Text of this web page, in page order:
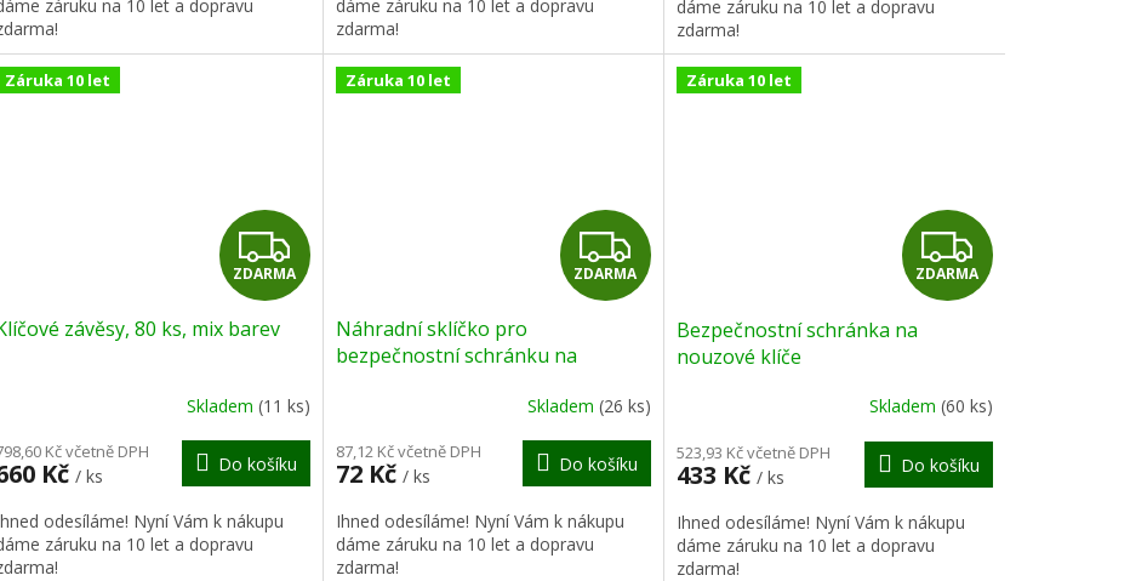
záruku na 10 let a dopravu
dáme záruku na 10 let a dopravu
zdarma!
dáme záruku na 10 let a dopravu
zdarma!
Záruka 10 let
Z
D
R
M
A
ZDARMA
závěsy, 80 ks, mix barev
Skladem (11 ks)
Kč včetně DPH
Kč / ks
Do košíku
odesíláme! Nyní Vám k nákupu
záruku na 10 let a dopravu
Záruka 10 let
Z
D
R
M
A
ZDARMA
Náhradní sklíčko pro
bezpečnostní schránku na
Skladem (26 ks)
87,12 Kč včetně DPH
72 Kč / ks
Do košíku
Ihned odesíláme! Nyní Vám k nákupu
dáme záruku na 10 let a dopravu
zdarma!
Záruka 10 let
Z
D
R
M
A
ZDARMA
Bezpečnostní schránka na
nouzové klíče
Skladem (60 ks)
523,93 Kč včetně DPH
433 Kč / ks
Do košíku
Ihned odesíláme! Nyní Vám k nákupu
dáme záruku na 10 let a dopravu
zdarma!